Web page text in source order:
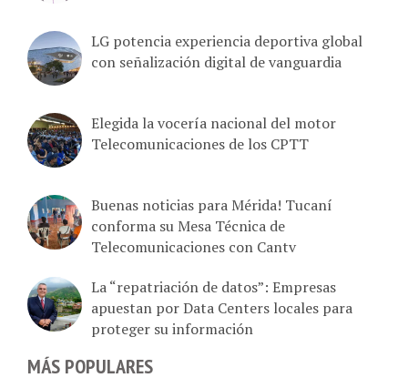
LG potencia experiencia deportiva global
con señalización digital de vanguardia
Elegida la vocería nacional del motor
Telecomunicaciones de los CPTT
Buenas noticias para Mérida! Tucaní
conforma su Mesa Técnica de
Telecomunicaciones con Cantv
La “repatriación de datos”: Empresas
apuestan por Data Centers locales para
proteger su información
MÁS POPULARES